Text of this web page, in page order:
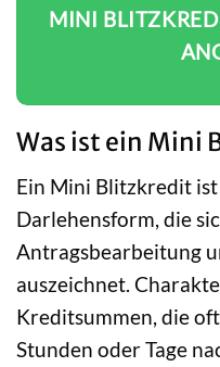
MINI
Was ist ein Mini
Ein Mini Blitzkredit
Darlehensform, die
Antragsbearbeitung
auszeichnet.
Kreditsummen, die
Stunden oder Tage